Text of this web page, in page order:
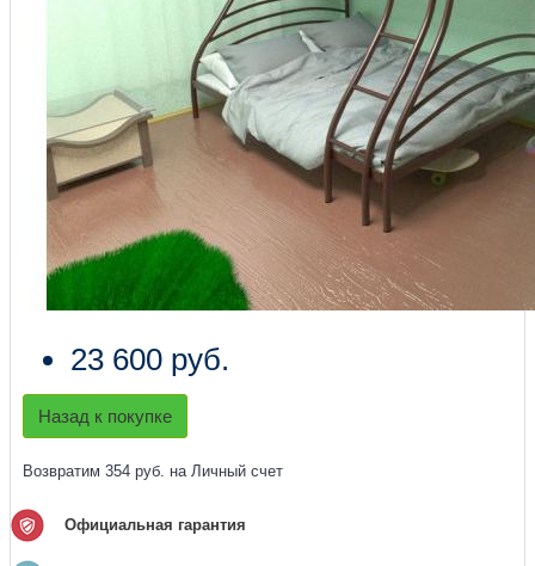
23 600 руб.
Назад к покупке
Возвратим 354 руб. на Личный счет
Официальная гарантия